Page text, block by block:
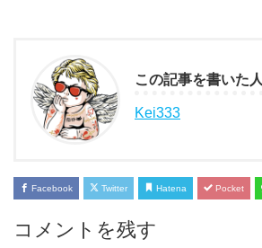
この記事を書いた人
Kei333
Facebook Twitter Hatena Pocket
コメントを残す